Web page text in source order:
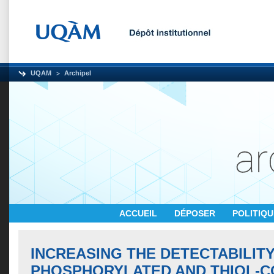
UQAM Archipel
ACCUEIL DÉPOSER
INCREASING THE
PHOSPHORYLATED AND THIOL-